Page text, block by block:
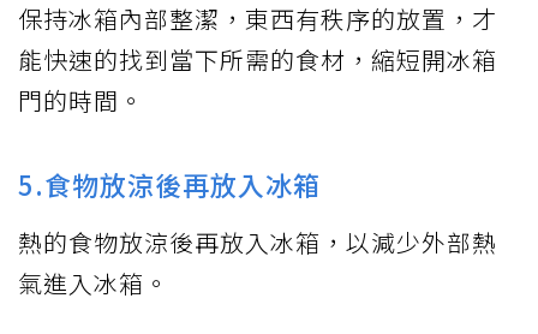
保持冰箱內部整潔，東西有秩序的放置，才
能快速的找到當下所需的食材，縮短開冰箱
門的時間。
5.食物放涼後再放入冰箱
熱的食物放涼後再放入冰箱，以減少外部熱
氣進入冰箱。